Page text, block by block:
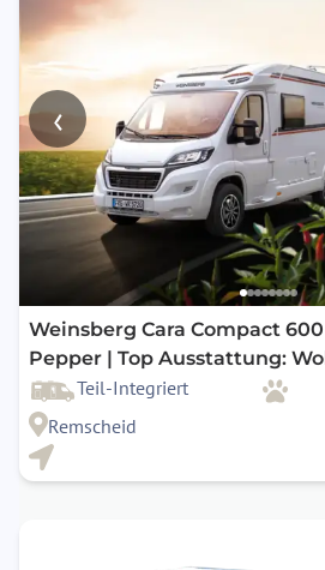
‹
Weinsberg Cara Compact
Pepper | Top Ausstattung:
Klimaanlage, Markise, Navigation,
Rückfahrkamera, SAT-TV uvm.
Teil-Integriert
Remscheid